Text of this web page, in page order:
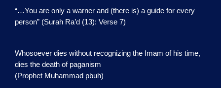
“…You are only a warner and (there is) a guide for every
person” (Surah Ra’d (13): Verse 7)
Whosoever dies without recognizing the Imam of his time,
dies the death of paganism
(Prophet Muhammad pbuh)